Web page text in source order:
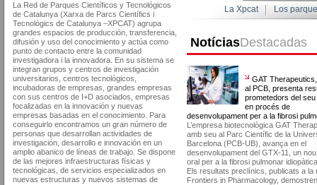
La Red de Parques Científicos y Tecnológicos
de Catalunya (Xarxa de Parcs Científics i
Tecnològics de Catalunya –XPCAT) agrupa
grandes espacios de producción, transferencia,
difusión y uso del conocimiento y actúa como
punto de contacto entre la comunidad
investigadora i la innovadora. En su sistema se
integran grupos y centros de investigación
universitarios, centros tecnológicos,
incubadoras de empresas, grandes empresas
con sus centros de I+D asociados, empresas
focalizadas en la innovación y nuevas
empresas basadas en el conocimiento. Para
conseguirlo encontramos un gran número de
personas que desarrollan actividades de
investigación, desarrollo e innovación en un
amplio abanico de líneas de trabajo. Se dispone
de las mejores infraestructuras físicas y
tecnológicas, de servicios especializados en
nuevas estructuras y nuevos sistemas de
Los
La Xpcat
NotíciasDestacadas
GAT
al PCB, presenta
prometedors del
en procés de
desenvolupament per a la fibrosi
L’empresa biotecnològica GAT
amb seu al Parc Científic de la
Barcelona (PCB-UB), avança en el
desenvolupament del GTX-11, un
oral per a la fibrosi pulmonar
Els resultats preclínics, publicats a la
Frontiers in Pharmacology,